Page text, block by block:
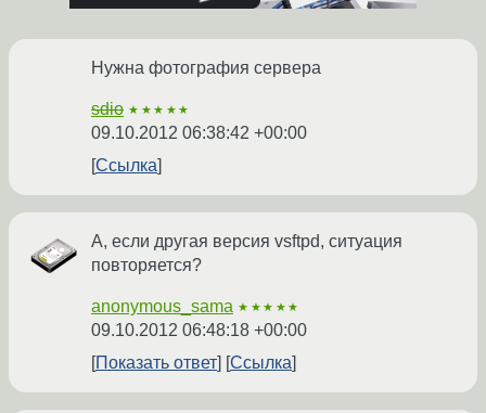
Нужна фотография сервера
sdio ★★★★★
09.10.2012 06:38:42 +00:00
Ссылка
А, если другая версия vsftpd, ситуация
повторяется?
anonymous_sama ★★★★★
09.10.2012 06:48:18 +00:00
Показать ответ
Ссылка